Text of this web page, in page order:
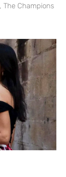
The Champions